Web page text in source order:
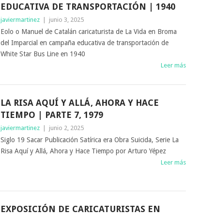
EDUCATIVA DE TRANSPORTACIÓN | 1940
javiermartinez | junio 3, 2025
Eolo o Manuel de Catalán caricaturista de La Vida en Broma
del Imparcial en campaña educativa de transportación de
White Star Bus Line en 1940
Leer más
LA RISA AQUÍ Y ALLÁ, AHORA Y HACE
TIEMPO | PARTE 7, 1979
javiermartinez | junio 2, 2025
Siglo 19 Sacar Publicación Satírica era Obra Suicida, Serie La
Risa Aquí y Allá, Ahora y Hace Tiempo por Arturo Yépez
Leer más
EXPOSICIÓN DE CARICATURISTAS EN